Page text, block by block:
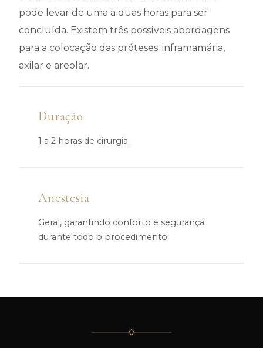
pode levar de uma a duas horas para ser
concluída. Existem três possíveis abordagens
para a colocação das próteses: inframamária,
axilar e areolar.
Duração
1 a 2 horas de cirurgia
Anestesia
Geral, garantindo conforto e segurança
durante todo o procedimento.